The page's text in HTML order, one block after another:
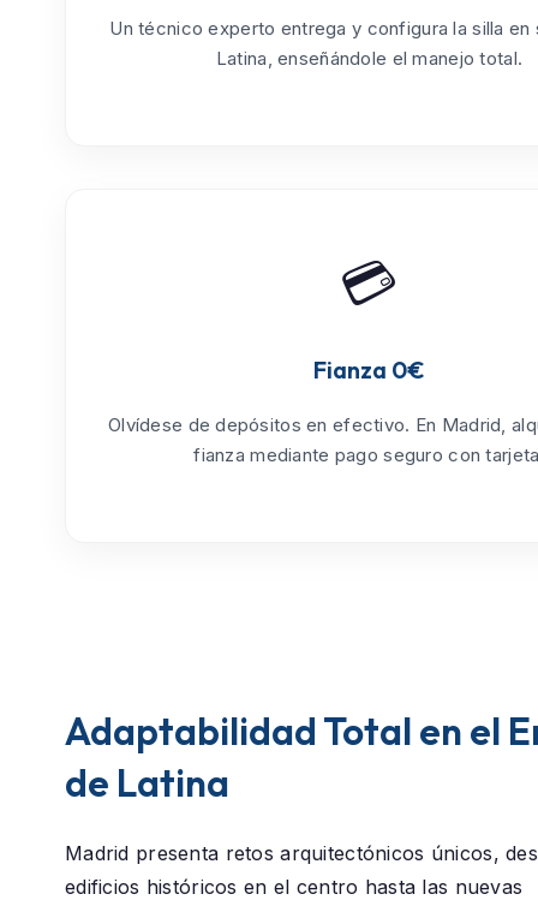
Un técnico experto entrega y configura la silla en
Latina, enseñándole el manejo total.
💳
Fianza 0€
Olvídese de depósitos en efectivo. En Madrid,
fianza mediante pago seguro con
Adaptabilidad Total en el
de Latina
Madrid presenta retos arquitectónicos únicos,
edificios históricos en el centro hasta las nuevas